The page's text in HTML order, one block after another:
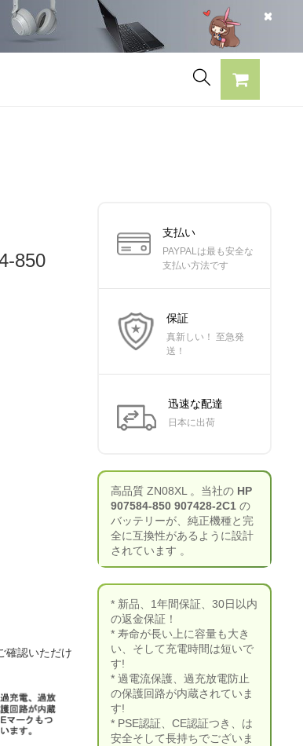
850
確認いただけ
支払い
PAYPALは最も安全な
支払い方法です
保証
真新しい！ 至急発
送！
迅速な配達
日本に出荷
高品質 ZN08XL 。当社の HP
907584-850 907428-2C1 の
バッテリーが、純正機種と完
全に互換性があるように設計
されています 。
* 新品、1年間保証、30日以内
の返金保証！
* 寿命が長い上に容量も大き
い、そして充電時間は短いで
す!
* 過電流保護、過充放電防止
の保護回路が内蔵されていま
す!
* PSE認証、CE認証つき、は
安全そして長持ちでございま